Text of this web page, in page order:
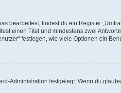
bearbeitest, findest du ein Register
einen Titel und mindestens zwei
festlegen, wie viele Optionen ein
Administration festgelegt. Wenn du